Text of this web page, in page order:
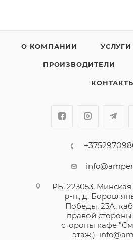
О КОМПАНИИ УСЛУГИ
ПРОИЗВОДИТЕЛИ
РБ, 223053,
р-н., д.
Победы, 23А,
правой стороны
стороны кафе
этаж.)